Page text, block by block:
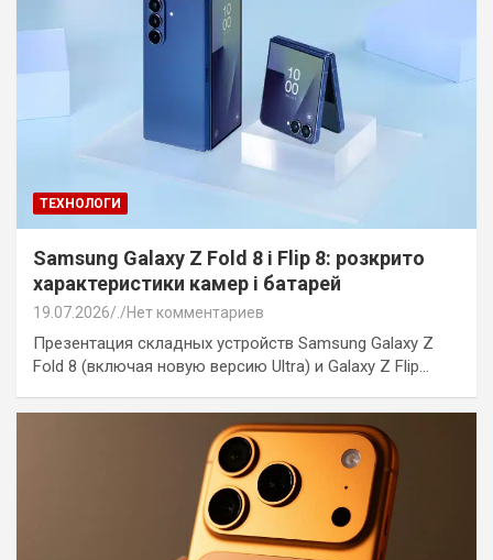
ТЕХНОЛОГИ
Samsung Galaxy Z Fold 8 і Flip 8: розкрито
характеристики камер і батарей
19.07.2026 . Нет комментариев
Презентация складных устройств Samsung Galaxy Z
Fold 8 (включая новую версию Ultra) и Galaxy Z Flip…